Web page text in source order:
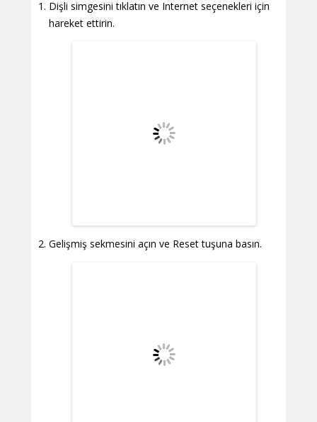
Dişli simgesini tıklatın ve Internet seçenekleri için
hareket ettirin.
Gelişmiş sekmesini açın ve Reset tuşuna basın.